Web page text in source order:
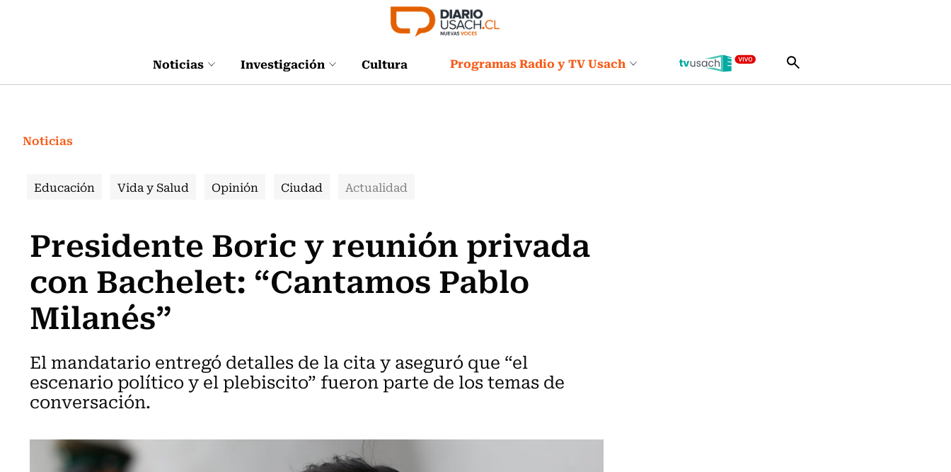
Noticias Investigación Cultura Programas Radio y TV Usach
Noticias
Educación Vida y Salud Opinión Ciudad Actualidad
Presidente Boric y reunión privada
con Bachelet: “Cantamos Pablo
Milanés”
El mandatario entregó detalles de la cita y aseguró que “el
escenario político y el plebiscito” fueron parte de los temas de
conversación.